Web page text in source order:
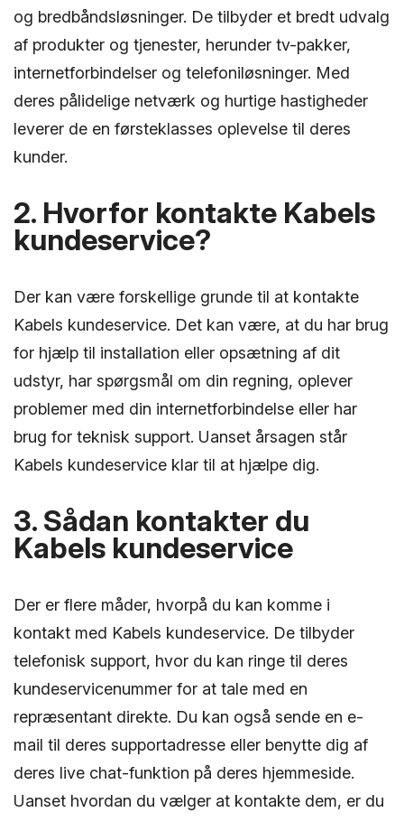
og bredbåndsløsninger. De tilbyder et bredt udvalg
af produkter og tjenester, herunder tv-pakker,
internetforbindelser og telefoniløsninger. Med
deres pålidelige netværk og hurtige hastigheder
leverer de en førsteklasses oplevelse til deres
kunder.
2. Hvorfor kontakte Kabels
kundeservice?
Der kan være forskellige grunde til at kontakte
Kabels kundeservice. Det kan være, at du har brug
for hjælp til installation eller opsætning af dit
udstyr, har spørgsmål om din regning, oplever
problemer med din internetforbindelse eller har
brug for teknisk support. Uanset årsagen står
Kabels kundeservice klar til at hjælpe dig.
3. Sådan kontakter du
Kabels kundeservice
Der er flere måder, hvorpå du kan komme i
kontakt med Kabels kundeservice. De tilbyder
telefonisk support, hvor du kan ringe til deres
kundeservicenummer for at tale med en
repræsentant direkte. Du kan også sende en e-
mail til deres supportadresse eller benytte dig af
deres live chat-funktion på deres hjemmeside.
Uanset hvordan du vælger at kontakte dem, er du